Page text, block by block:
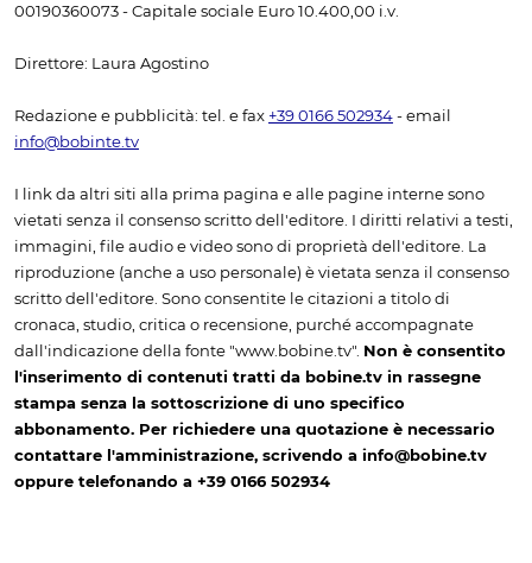
00190360073 - Capitale sociale Euro 10.400,00 i.v.
Direttore: Laura Agostino
Redazione e pubblicità: tel. e fax +39 0166 502934 - email
info@bobinte.tv
I link da altri siti alla prima pagina e alle pagine interne sono
vietati senza il consenso scritto dell'editore. I diritti relativi a testi,
immagini, file audio e video sono di proprietà dell'editore. La
riproduzione (anche a uso personale) è vietata senza il consenso
scritto dell'editore. Sono consentite le citazioni a titolo di
cronaca, studio, critica o recensione, purché accompagnate
dall'indicazione della fonte "www.bobine.tv". Non è consentito
l'inserimento di contenuti tratti da bobine.tv in rassegne
stampa senza la sottoscrizione di uno specifico
abbonamento. Per richiedere una quotazione è necessario
contattare l'amministrazione, scrivendo a info@bobine.tv
oppure telefonando a +39 0166 502934